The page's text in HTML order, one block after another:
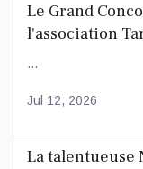
Le Grand
l'association
...
Jul 12, 2026
La talentueuse